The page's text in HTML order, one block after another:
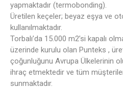
yapmaktadır (termobonding).
Üretilen keçeler; beyaz eşya ve
kullanılmaktadır.
Torbalı’da 15.000 m2’si kapalı
üzerinde kurulu olan Punteks ,
çoğunluğunu Avrupa Ülkelerinin
ihraç etmektedir ve tüm
sunmaktadır.